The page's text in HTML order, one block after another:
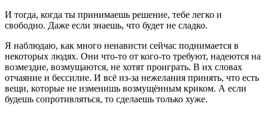
И тогда, когда ты принимаешь решение, тебе легко и
свободно. Даже если знаешь, что будет не сладко.
Я наблюдаю, как много ненависти сейчас поднимается в
некоторых людях. Они что-то от кого-то требуют, надеются на
возмездие, возмущаются, не хотят проиграть. В их словах
отчаяние и бессилие. И всё из-за нежелания принять, что есть
вещи, которые не изменишь возмущённым криком. А если
будешь сопротивляться, то сделаешь только хуже.